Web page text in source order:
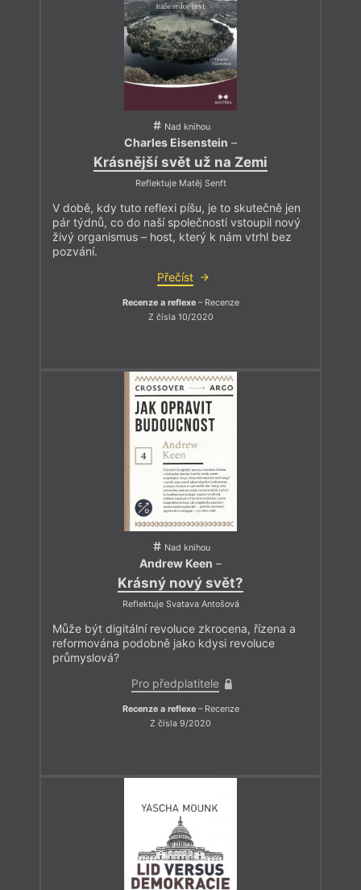
Nad knihou
Charles Eisenstein –
Krásnější svět už na Zemi
Reflektuje Matěj Senft
V době, kdy tuto reflexi píšu, je to skutečně jen
pár týdnů, co do naší společnosti vstoupil nový
živý organismus – host, který k nám vtrhl bez
pozvání.
Přečíst
Recenze a reflexe– Recenze
Z čísla 10/2020
Nad knihou
Andrew Keen –
Krásný nový svět?
Reflektuje Svatava Antošová
Může být digitální revoluce zkrocena, řízena a
reformována podobně jako kdysi revoluce
průmyslová?
Pro předplatitele
Recenze a reflexe– Recenze
Z čísla 9/2020